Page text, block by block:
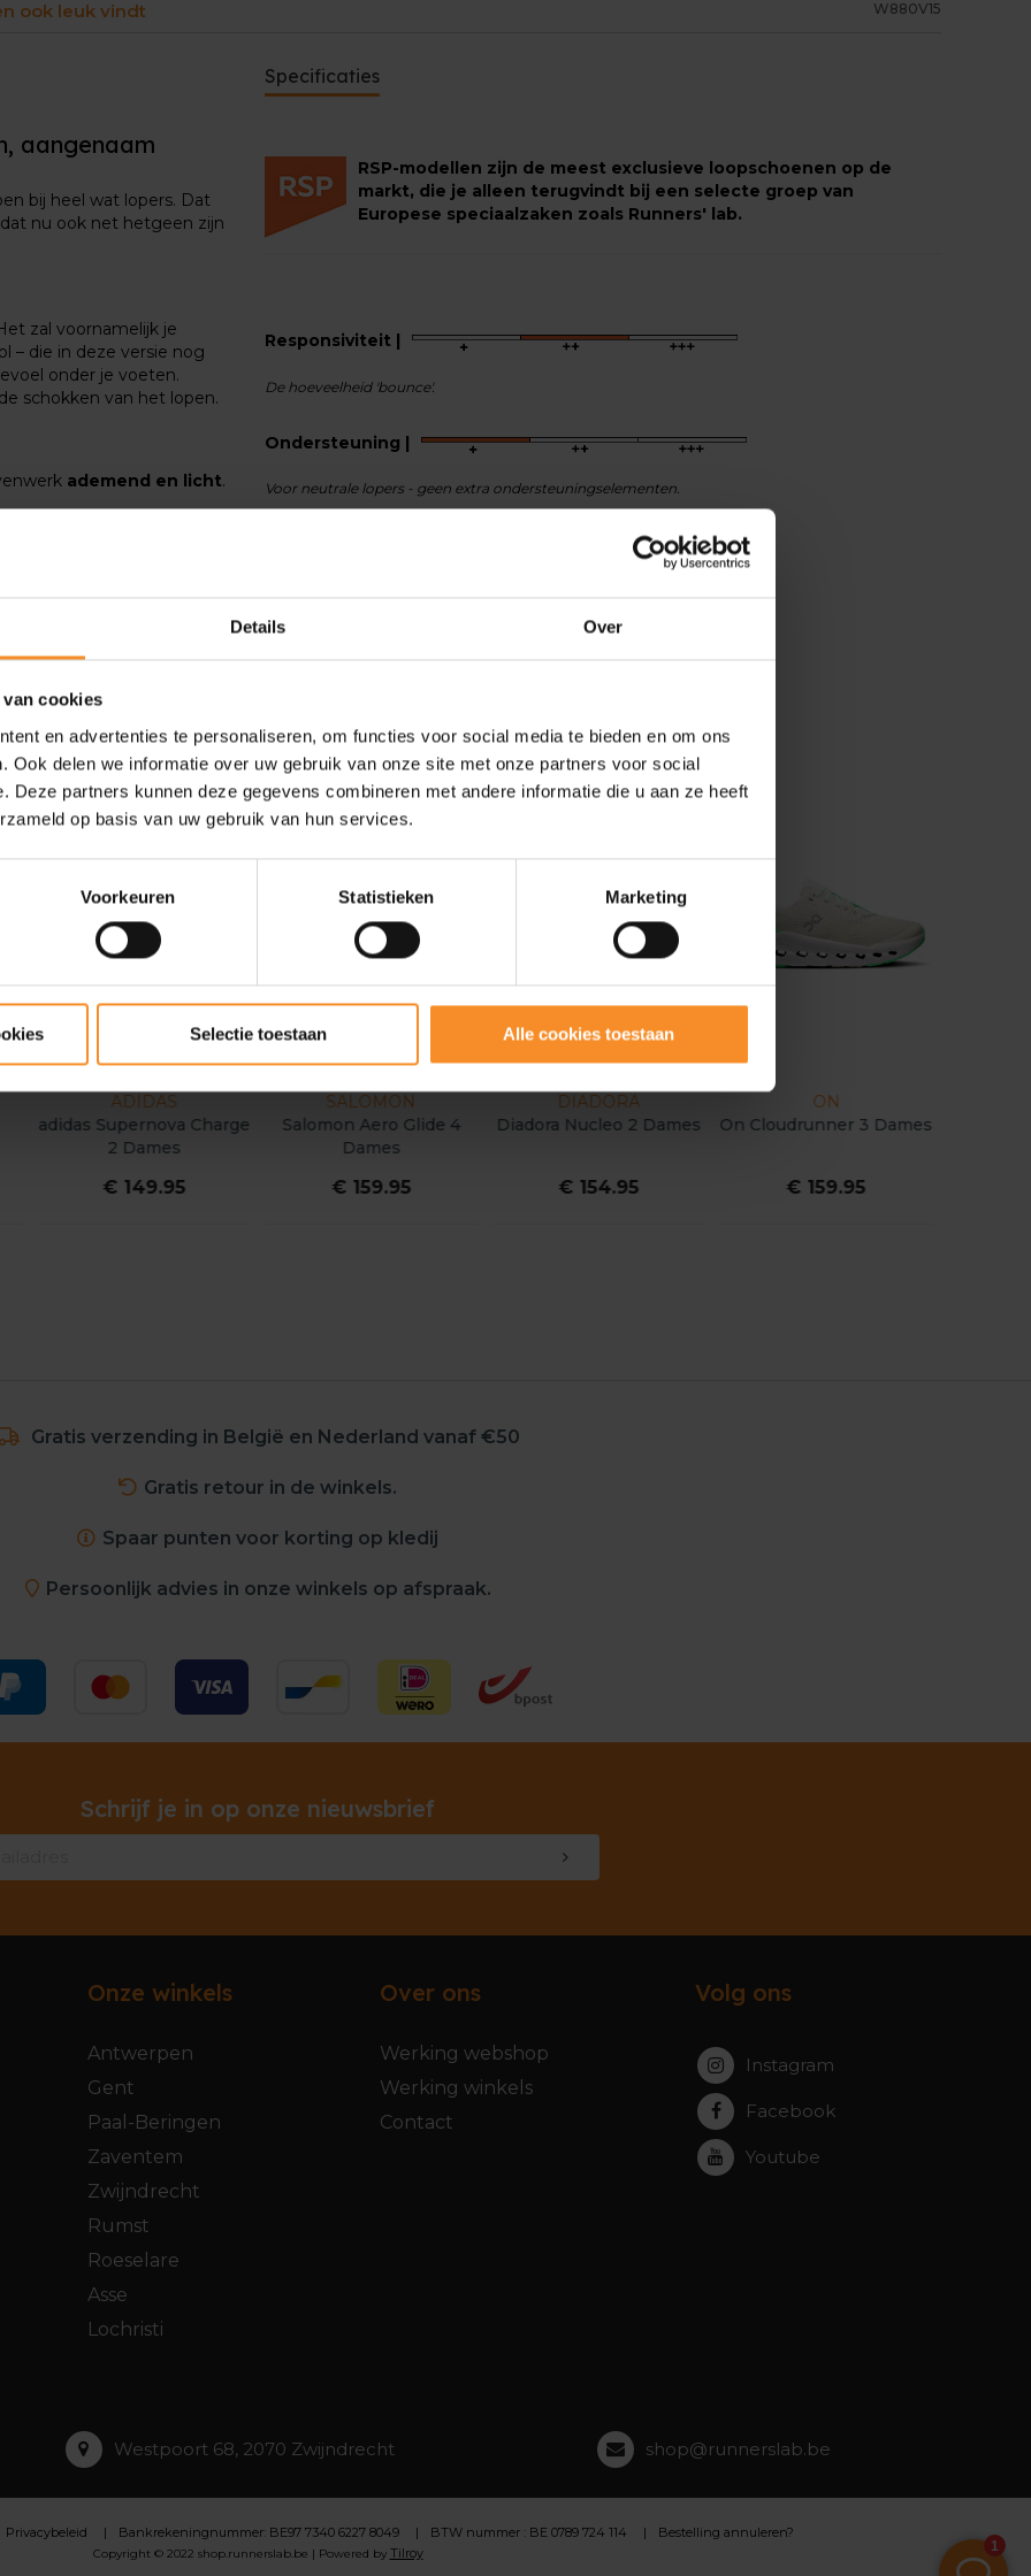
Details Over
van cookies
en advertenties te personaliseren, om functies voor social media te bieden en om ons
Ook delen we informatie over uw gebruik van onze site met onze partners voor social
Deze partners kunnen deze gegevens combineren met andere informatie die u aan ze heeft
op basis van uw gebruik van hun services.
Voorkeuren Statistieken Marketing
Selectie toestaan Alle cookies toestaan
ook leuk vindt W880V15
aangenaam
bij heel wat lopers. Dat
dat nu ook net hetgeen zijn
zal voornamelijk je
– die in deze versie nog
onder je voeten.
schokken van het lopen.
ademend en licht.
om te blijven lopen,
Specificaties
RSP-modellen zijn de meest exclusieve loopschoenen op de
markt, die je alleen terugvindt bij een selecte groep van
Europese speciaalzaken zoals Runners' lab.
Responsiviteit |
De hoeveelheid 'bounce'.
Ondersteuning |
Voor neutrale lopers - geen extra ondersteuningselementen.
Gewicht |238g
ADIDAS
adidas Supernova Charge
2 Dames
€ 149.95
SALOMON
Salomon Aero Glide 4
Dames
€ 159.95
DIADORA
Diadora Nucleo 2 Dames
€ 154.95
ON
On Cloudrunner 3 Dames
€ 159.95
Gratis verzending in België en Nederland vanaf €50
Gratis retour in de winkels.
Spaar punten voor korting op kledij
Persoonlijk advies in onze winkels op afspraak.
Schrijf je in op onze nieuwsbrief
Onze winkels
Antwerpen
Gent
Paal-Beringen
Zaventem
Zwijndrecht
Rumst
Roeselare
Asse
Lochristi
Over ons
Werking webshop
Werking winkels
Contact
Volg ons
Instagram
Facebook
Youtube
Westpoort 68, 2070 Zwijndrecht shop@runnerslab.be
Privacybeleid Bankrekeningnummer: BE97 7340 6227 8049 BTW nummer : BE 0789 724 114 Bestelling annuleren?
Copyright © 2022 shop.runnerslab.be | Powered by Tilroy